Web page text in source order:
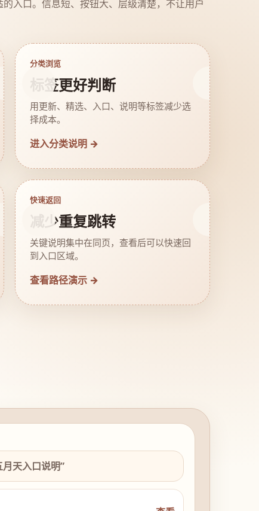
的入口。信息短、按钮大、层级清楚，不让用户
分类浏览
标签更好判断
用更新、精选、入口、说明等标签减少选
择成本。
进入分类说明 →
快速返回
减少重复跳转
关键说明集中在同页，查看后可以快速回
到入口区域。
查看路径演示 →
天入口说明”